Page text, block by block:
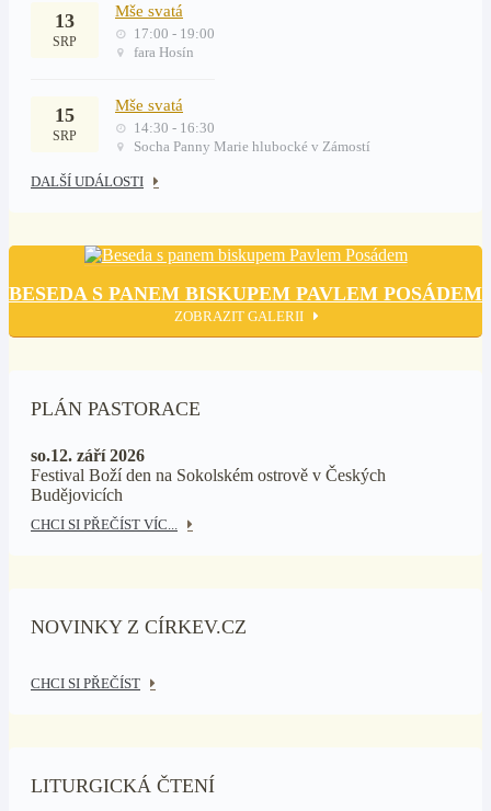
13
SRP
Mše svatá
17:00 - 19:00
fara Hosín
15
SRP
Mše svatá
14:30 - 16:30
Socha Panny Marie hlubocké v Zámostí
DALŠÍ UDÁLOSTI
BESEDA S PANEM BISKUPEM PAVLEM POSÁDEM
ZOBRAZIT GALERII
PLÁN PASTORACE
so.12. září 2026
Festival Boží den na Sokolském ostrově v Českých
Budějovicích
CHCI SI PŘEČÍST VÍC...
NOVINKY Z CÍRKEV.CZ
CHCI SI PŘEČÍST
LITURGICKÁ ČTENÍ